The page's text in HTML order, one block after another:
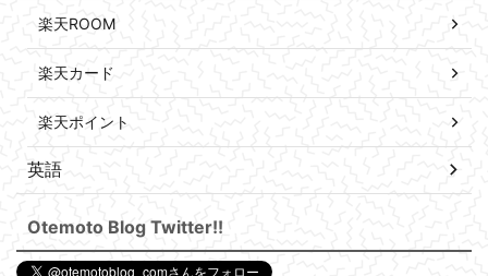
楽天ROOM
楽天カード
楽天ポイント
英語
Otemoto Blog Twitter!!